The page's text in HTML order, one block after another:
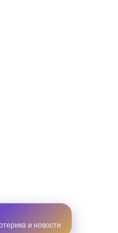
и новости